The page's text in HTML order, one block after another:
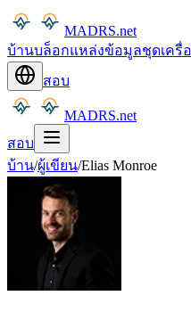
MADRS.net
บ้านบล็อกแหล่งข้อมูลชุดเครื่
สอบ
MADRS.net
สอบ
บ้าน/ผู้เขียน/Elias Monroe